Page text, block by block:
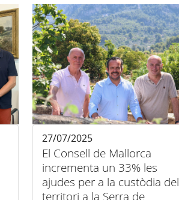
El Consell de Mallorca
incrementa un 33% les
ajudes per a la custòdia del
territori a la Serra de
27/07/2025